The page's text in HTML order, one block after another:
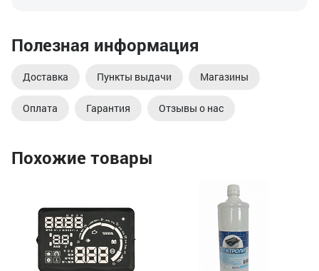
Полезная информация
Доставка Пункты выдачи Магазины
Оплата Гарантия Отзывы о нас
Похожие товары